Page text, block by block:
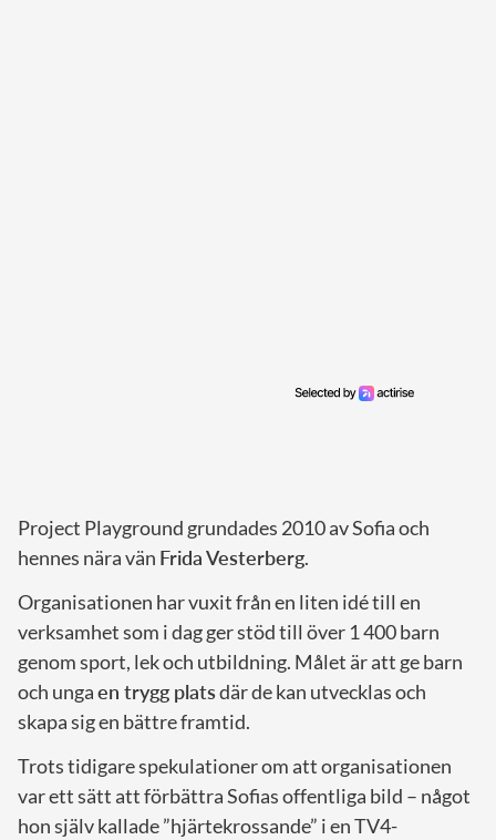
Project Playground grundades 2010 av Sofia och
hennes nära vän Frida Vesterberg.
Organisationen har vuxit från en liten idé till en
verksamhet som i dag ger stöd till över 1 400 barn
genom sport, lek och utbildning. Målet är att ge barn
och ungaen trygg platsdär de kan utvecklas och
skapa sig en bättre framtid.
Trots tidigare spekulationer om att organisationen
var ett sätt att förbättra Sofias offentliga bild – något
hon själv kallade ”hjärtekrossande” i en TV4-